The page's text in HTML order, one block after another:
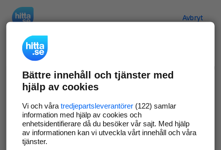
Avbryt
Verifiera ditt företag
Gör som 69 549företag
företagssida på hitta.se och syns bättre mot
kunder i ditt närområde. Helt kostnadsfritt.
Uppdatera din företagsinformation
Bättre innehåll och tjänster med
hjälp av cookies
Vi och våra tredjepartsleverantörer(122) samlar
information med hjälp av cookies och
enhetsidentifierare då du besöker vår sajt. Med hjälp
av informationen kan vi utveckla vårt innehåll och våra
tjänster.